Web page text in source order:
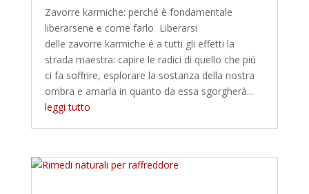
Zavorre karmiche: perché è fondamentale
liberarsene e come farlo Liberarsi
delle zavorre karmiche é a tutti gli effetti la
strada maestra: capire le radici di quello che più
ci fa soffrire, esplorare la sostanza della nostra
ombra e amarla in quanto da essa sgorgherà...
leggi tutto